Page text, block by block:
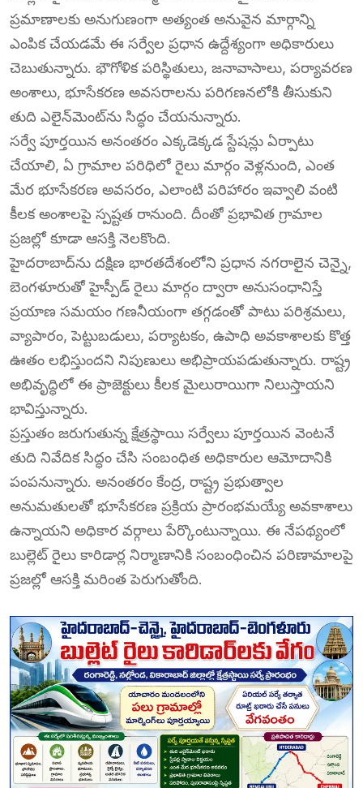
ప్రమాణాలకు అనుగుణంగా అత్యంత అనువైన మార్గాన్ని
ఎంపిక చేయడమే ఈ సర్వేల ప్రధాన ఉద్దేశ్యంగా అధికారులు
చెబుతున్నారు. భౌగోళిక పరిస్థితులు, జనావాసాలు, పర్యావరణ
అంశాలు, భూసేకరణ అవసరాలను పరిగణనలోకి తీసుకుని
తుది ఎలైన్‌మెంట్‌ను సిద్ధం చేయనున్నారు.
సర్వే పూర్తయిన అనంతరం ఎక్కడెక్కడ స్టేషన్లు ఏర్పాటు
చేయాలి, ఏ గ్రామాల పరిధిలో రైలు మార్గం వెళ్లనుంది, ఎంత
మేర భూసేకరణ అవసరం, ఎలాంటి పరిహారం ఇవ్వాలి వంటి
కీలక అంశాలపై స్పష్టత రానుంది. దీంతో ప్రభావిత గ్రామాల
ప్రజల్లో కూడా ఆసక్తి నెలకొంది.
హైదరాబాద్‌ను దక్షిణ భారతదేశంలోని ప్రధాన నగరాలైన చెన్నై,
బెంగళూరుతో హైస్పీడ్ రైలు మార్గం ద్వారా అనుసంధానిస్తే
ప్రయాణ సమయం గణనీయంగా తగ్గడంతో పాటు పరిశ్రమలు,
వ్యాపారం, పెట్టుబడులు, పర్యాటకం, ఉపాధి అవకాశాలకు కొత్త
ఊతం లభిస్తుందని నిపుణులు అభిప్రాయపడుతున్నారు. రాష్ట్ర
అభివృద్ధిలో ఈ ప్రాజెక్టులు కీలక మైలురాయిగా నిలుస్తాయని
భావిస్తున్నారు.
ప్రస్తుతం జరుగుతున్న క్షేత్రస్థాయి సర్వేలు పూర్తయిన వెంటనే
తుది నివేదిక సిద్ధం చేసి సంబంధిత అధికారుల ఆమోదానికి
పంపనున్నారు. అనంతరం కేంద్ర, రాష్ట్ర ప్రభుత్వాల
అనుమతులతో భూసేకరణ ప్రక్రియ ప్రారంభమయ్యే అవకాశాలు
ఉన్నాయని అధికార వర్గాలు పేర్కొంటున్నాయి. ఈ నేపథ్యంలో
బుల్లెట్ రైలు కారిడార్ల నిర్మాణానికి సంబంధించిన పరిణామాలపై
ప్రజల్లో ఆసక్తి మరింత పెరుగుతోంది.